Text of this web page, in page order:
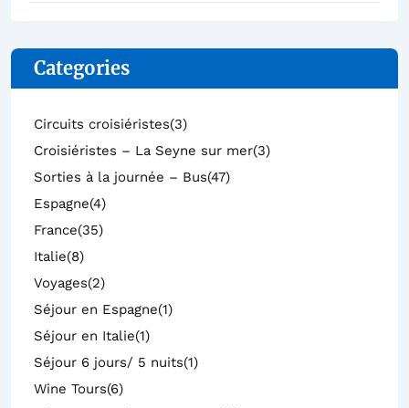
Categories
Circuits croisiéristes(3)
Croisiéristes – La Seyne sur mer(3)
Sorties à la journée – Bus(47)
Espagne(4)
France(35)
Italie(8)
Voyages(2)
Séjour en Espagne(1)
Séjour en Italie(1)
Séjour 6 jours/ 5 nuits(1)
Wine Tours(6)